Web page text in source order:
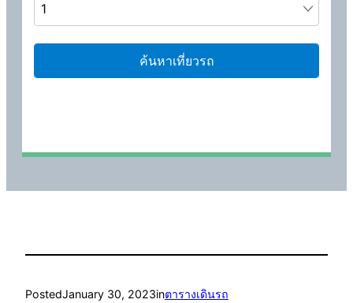
PostedJanuary 30, 2023inตารางเดินรถ